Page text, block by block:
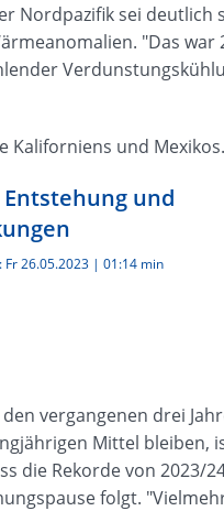
Nordpazifik sei deutlich
"Das war
Kaliforniens und Mexikos.
Entstehung und
Fr 26.05.2023 | 01:14 min
vergangenen drei
Mittel bleiben,
die Rekorde von 2023/
folgt.